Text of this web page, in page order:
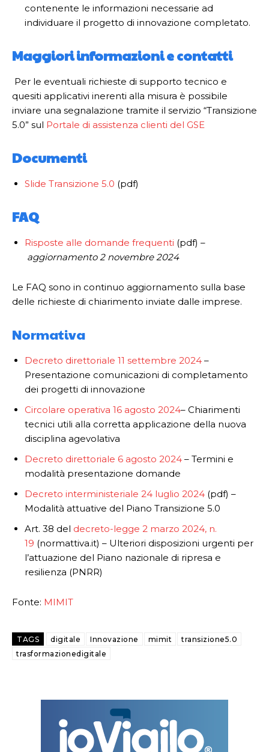
contenente le informazioni necessarie ad
individuare il progetto di innovazione completato.
Maggiori informazioni e contatti
Per le eventuali richieste di supporto tecnico e
quesiti applicativi inerenti alla misura è possibile
inviare una segnalazione tramite il servizio “Transizione
5.0” sul Portale di assistenza clienti del GSE
Documenti
Slide Transizione 5.0 (pdf)
FAQ
Risposte alle domande frequenti (pdf) –
aggiornamento 2 novembre 2024
Le FAQ sono in continuo aggiornamento sulla base
delle richieste di chiarimento inviate dalle imprese.
Normativa
Decreto direttoriale 11 settembre 2024 –
Presentazione comunicazioni di completamento
dei progetti di innovazione
Circolare operativa 16 agosto 2024– Chiarimenti
tecnici utili alla corretta applicazione della nuova
disciplina agevolativa
Decreto direttoriale 6 agosto 2024 – Termini e
modalità presentazione domande
Decreto interministeriale 24 luglio 2024 (pdf) –
Modalità attuative del Piano Transizione 5.0
Art. 38 del decreto-legge 2 marzo 2024, n.
19 (normattiva.it) – Ulteriori disposizioni urgenti per
l’attuazione del Piano nazionale di ripresa e
resilienza (PNRR)
Fonte: MIMIT
TAGS digitale Innovazione mimit
transizione5.0
trasformazionedigitale